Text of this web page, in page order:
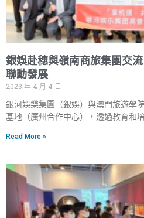
銀娛赴穗與嶺南商旅集團交
聯動發展
2023 年 4 月 4 日
銀河娛樂集團（銀娛）與澳門旅遊學
基地（廣州合作中心），透過教育和
Read More »